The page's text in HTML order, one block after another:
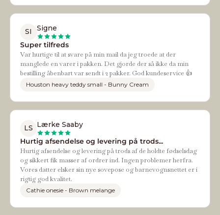
SI
Signe
Super tilfreds
Var hurtige til at svare på min mail da jeg troede at der
manglede en varer i pakken. Det gjorde der så ikke da min
bestilling åbenbart var sendt i 2 pakker. God kundeservice 👍
Houston heavy teddy small - Bunny Cream
LS Lærke Saaby
Hurtig afsendelse og levering på trods...
Hurtig afsendelse og levering på trods af de holdte fødselsdag
og sikkert fik masser af ordrer ind. Ingen problemer herfra.
Vores datter elsker sin nye sovepose og barnevognsnettet er i
rigtig god kvalitet.
Cathie onesie - Brown melange